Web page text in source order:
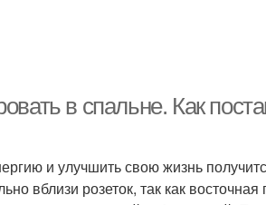
в спальне. Как
и улучшить свою жизнь
вблизи розеток, так как восточная